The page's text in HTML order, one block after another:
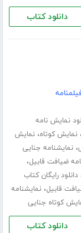
دانلود کتاب
نمایش نامه
،نمایش کوتاه،نمایش
،نمایشنامه جنایی
ضیافت قابیل،
دانلود رایگان کتاب
،نمایشنامه
کوتاه جنایی
دانلود کتاب